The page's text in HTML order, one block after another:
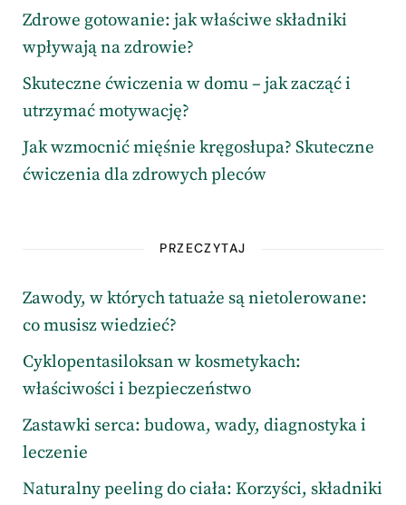
Zdrowe gotowanie: jak właściwe składniki
wpływają na zdrowie?
Skuteczne ćwiczenia w domu – jak zacząć i
utrzymać motywację?
Jak wzmocnić mięśnie kręgosłupa? Skuteczne
ćwiczenia dla zdrowych pleców
PRZECZYTAJ
Zawody, w których tatuaże są nietolerowane:
co musisz wiedzieć?
Cyklopentasiloksan w kosmetykach:
właściwości i bezpieczeństwo
Zastawki serca: budowa, wady, diagnostyka i
leczenie
Naturalny peeling do ciała: Korzyści, składniki